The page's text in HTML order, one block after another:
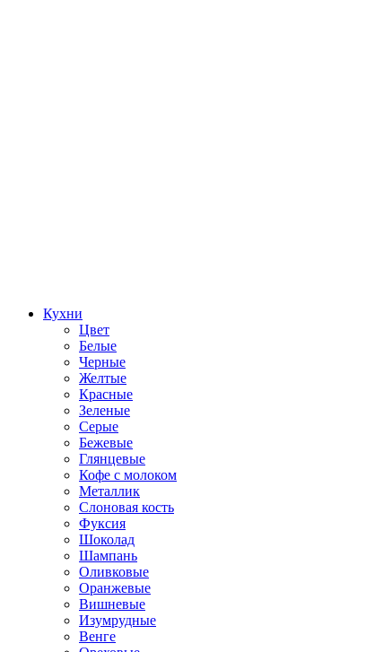
Кухни
Цвет
Белые
Черные
Желтые
Красные
Зеленые
Серые
Бежевые
Глянцевые
Кофе с молоком
Металлик
Слоновая кость
Фуксия
Шоколад
Шампань
Оливковые
Оранжевые
Вишневые
Изумрудные
Венге